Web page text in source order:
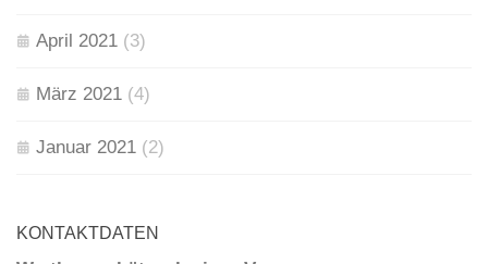
April 2021 (3)
März 2021 (4)
Januar 2021 (2)
KONTAKTDATEN